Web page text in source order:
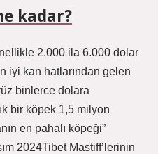
kadar?
2.000 ila 6.000 dolar
iyi kan hatlarından gelen
binlerce dolara
bir köpek 1,5 milyon
en pahalı köpeği”
2024Tibet Mastiff’lerinin